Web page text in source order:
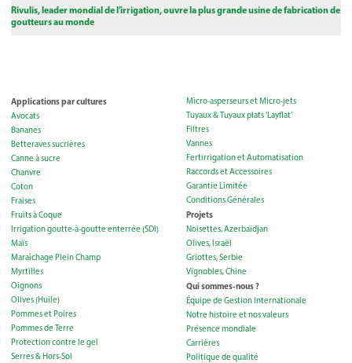
Rivulis, leader mondial de l’irrigation, ouvre la plus grande usine de fabrication de
goutteurs au monde
Applications par cultures
Avocats
Bananes
Betteraves sucrières
Canne à sucre
Chanvre
Coton
Fraises
Fruits à Coque
Irrigation goutte-à-goutte enterrée (SDI)
Maïs
Maraîchage Plein Champ
Myrtilles
Oignons
Olives (Huile)
Pommes et Poires
Pommes de Terre
Protection contre le gel
Serres & Hors-Sol
Micro-asperseurs et Micro-jets
Tuyaux & Tuyaux plats ‘Layflat’
Filtres
Vannes
Fertirrigation et Automatisation
Raccords et Accessoires
Garantie Limitée
Conditions Générales
Projets
Noisettes, Azerbaïdjan
Olives, Israël
Griottes, Serbie
Vignobles, Chine
Qui sommes-nous ?
Équipe de Gestion Internationale
Notre histoire et nos valeurs
Présence mondiale
Carrières
Politique de qualité